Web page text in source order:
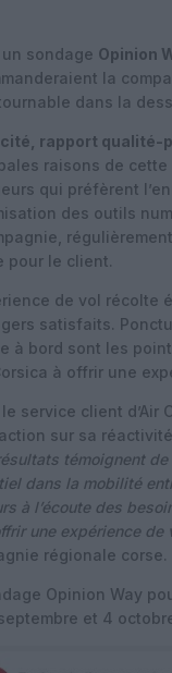
sondage Opinion
la
dans la
rapport qualité-
raisons de
qui préfèrent
des outils
pour le client.
de vol récolte
satisfaits.
à bord sont les
à offrir une
service client
sur sa
témoignent
dans la mobilité
à l’écoute des
une expérience
régionale corse.
Opinion Way
et 4